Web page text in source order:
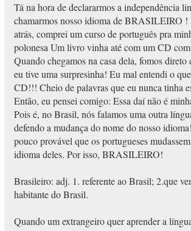
Tá na hora de declararmos a independência
chamarmos nosso idioma de BRASILEIRO !
atrás, comprei um curso de português pra
polonesa Um livro vinha até com um CD
Quando chegamos na casa dela, fomos
eu tive uma surpresinha! Eu mal entendi o
CD!!! Cheio de palavras que eu nunca tinha
Então, eu pensei comigo: Essa daí não é
Pois é, no Brasil, nós falamos uma outra
defendo a mudança do nome do nosso
pouco provável que os portugueses
idioma deles. Por isso, BRASILEIRO!
Brasileiro: adj. 1. referente ao Brasil; 2.que
habitante do Brasil.
Quando um extrangeiro quer aprender a